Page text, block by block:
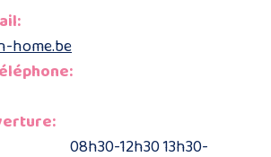
home.be
08h30-12h30 13h30-